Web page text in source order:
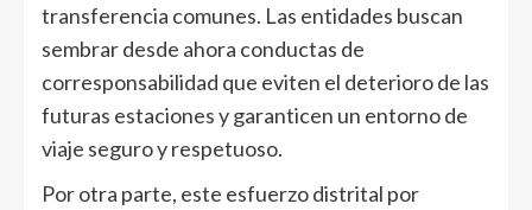
transferencia comunes. Las entidades buscan
sembrar desde ahora conductas de
corresponsabilidad que eviten el deterioro de las
futuras estaciones y garanticen un entorno de
viaje seguro y respetuoso.
Por otra parte, este esfuerzo distrital por